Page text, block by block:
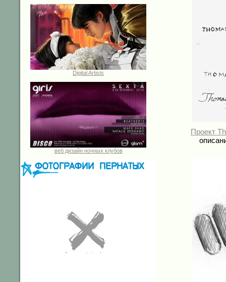
Digital Artists
веб дизайн ночных клубов
Проект